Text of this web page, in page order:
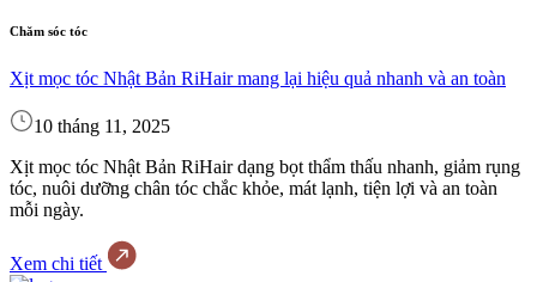
Chăm sóc tóc
Xịt mọc tóc Nhật Bản RiHair mang lại hiệu quả nhanh và an toàn
10 tháng 11, 2025
Xịt mọc tóc Nhật Bản RiHair dạng bọt thẩm thấu nhanh, giảm rụng
tóc, nuôi dưỡng chân tóc chắc khỏe, mát lạnh, tiện lợi và an toàn
mỗi ngày.
Xem chi tiết